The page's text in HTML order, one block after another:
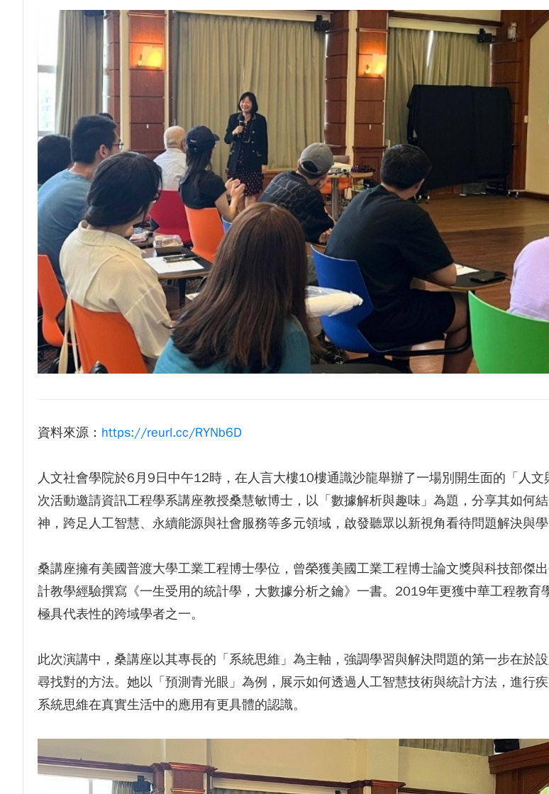
逢甲航太系勇奪國防競賽優勝 智慧無人機突破GPS限制
GI Day 2025｜空間資訊技術交流日-跨域感知・智慧行動
2025.08.31 逢甲大學泰國校友會第13&14屆會長交接典禮 泰國三日之旅
逢甲大學加東校友會 2025 Aug 31 聚會
逢甲大學泰國校友會45周年慶 暨第13、14屆會長交接圓滿成功！
逢甲大學泰國校友會 第45週年會員大會 於昭披耶河舉辦歡迎宴
逢甲資電科技與未來系列演講 10/14 簡良益 董事長 (掌門精釀啤酒)
龍谷大學師生來訪逢甲 共同探討永續林業與CLT建築發展
傳承逢甲精神！泰國校友會45週年慶 新任會長上任、青年世代接棒注入新動
逢甲航太系勇奪國防競賽優勝 智慧無人機突破GPS限制
GI Day 2025｜空間資訊技術交流日-跨域感知・智慧行動
2025.08.31 逢甲大學泰國校友會第13&14屆會長交接典禮 泰國三日之旅
逢甲大學加東校友會 2025 Aug 31 聚會
逢甲大學泰國校友會45周年慶 暨第13、14屆會長交接圓滿成功！
逢甲大學泰國校友會 第45週年會員大會 於昭披耶河舉辦歡迎宴
逢甲資電科技與未來系列演講 10/14 簡良益 董事長 (掌門精釀啤酒)
資料來源： https://reurl.cc/RYNb6D
人文社會學院於6月9日中午12時，在人言大樓10樓通識沙龍舉辦了一場別開生面的「人
次活動邀請資訊工程學系講座教授桑慧敏博士，以「數據解析與趣味」為題，分享其如何
神，跨足人工智慧、永續能源與社會服務等多元領域，啟發聽眾以新視角看待問題解決與學
桑講座擁有美國普渡大學工業工程博士學位，曾榮獲美國工業工程博士論文獎與科技部傑
計教學經驗撰寫《一生受用的統計學，大數據分析之鑰》一書。2019年更獲中華工程教育
極具代表性的跨域學者之一。
此次演講中，桑講座以其專長的「系統思維」為主軸，強調學習與解決問題的第一步在於
尋找對的方法。她以「預測青光眼」為例，展示如何透過人工智慧技術與統計方法，進行
系統思維在真實生活中的應用有更具體的認識。